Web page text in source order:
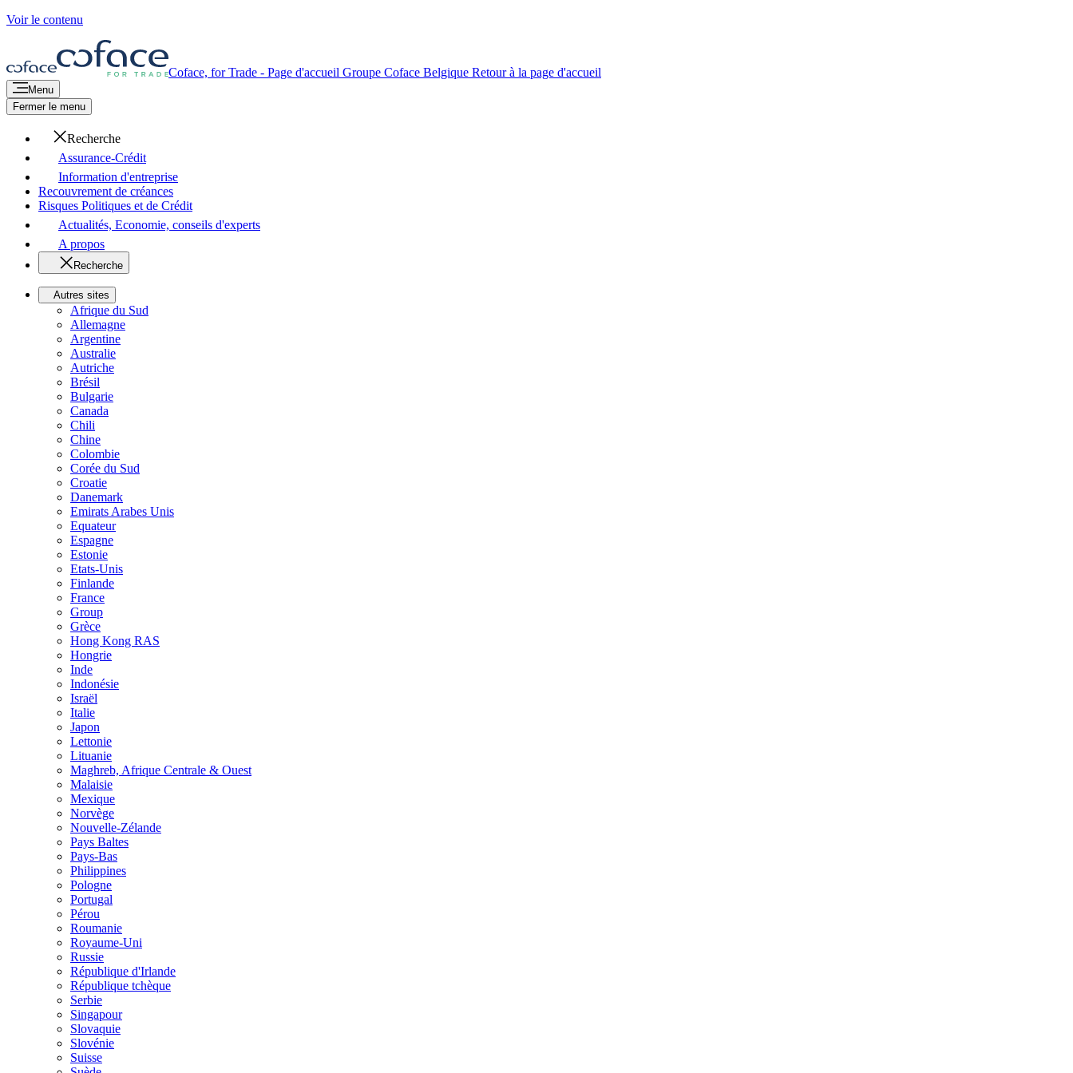
Voir le contenu
Coface, for Trade - Page d'accueil Groupe Coface Belgique Retour à la page d'accueil
Menu
Fermer le menu
Recherche
Assurance-Crédit
Information d'entreprise
Recouvrement de créances
Risques Politiques et de Crédit
Actualités, Economie, conseils d'experts
A propos
Recherche
Autres sites
Afrique du Sud
Allemagne
Argentine
Australie
Autriche
Brésil
Bulgarie
Canada
Chili
Chine
Colombie
Corée du Sud
Croatie
Danemark
Emirats Arabes Unis
Equateur
Espagne
Estonie
Etats-Unis
Finlande
France
Group
Grèce
Hong Kong RAS
Hongrie
Inde
Indonésie
Israël
Italie
Japon
Lettonie
Lituanie
Maghreb, Afrique Centrale & Ouest
Malaisie
Mexique
Norvège
Nouvelle-Zélande
Pays Baltes
Pays-Bas
Philippines
Pologne
Portugal
Pérou
Roumanie
Royaume-Uni
Russie
République d'Irlande
République tchèque
Serbie
Singapour
Slovaquie
Slovénie
Suisse